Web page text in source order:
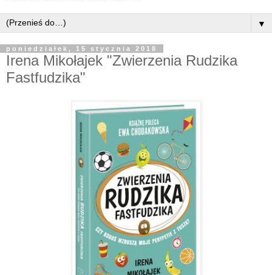
▼
poniedziałek, 15 stycznia 2018
Irena Mikołajek "Zwierzenia Rudzika
Fastfudzika"